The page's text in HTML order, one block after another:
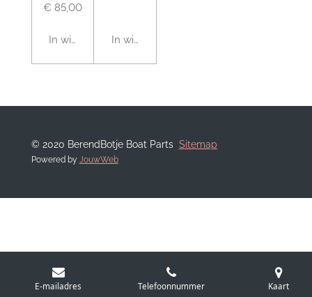
€ 85,00
In winkelwagenIn winkelwagen
© 2020 BerendBotje Boat Parts Sitemap
Powered by JouwWeb
E-mailadres Telefoonnummer Kaart